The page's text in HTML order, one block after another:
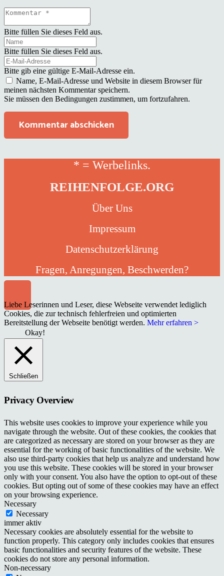
Bitte füllen Sie dieses Feld aus.
Bitte füllen Sie dieses Feld aus.
Bitte gib eine gültige E-Mail-Adresse ein.
Name, E-Mail-Adresse und Website in diesem Browser für
meinen nächsten Kommentar speichern.
Sie müssen den Bedingungen zustimmen, um fortzufahren.
Kommentar abschicken
* = Werbelinks.
REIHENFOLGE.ORG
Über Uns
Impressum
Datenschutzerklärung
Fragen, Anregungen, Beschwerden?
Liebe Leserinnen und Leser, diese Webseite verwendet lediglich
Cookies, die zur technisch fehlerfreien und optimierten
Bereitstellung der Webseite benötigt werden. Mehr erfahren >
Okay!
Schließen
Privacy Overview
This website uses cookies to improve your experience while you
navigate through the website. Out of these cookies, the cookies that
are categorized as necessary are stored on your browser as they are
essential for the working of basic functionalities of the website. We
also use third-party cookies that help us analyze and understand how
you use this website. These cookies will be stored in your browser
only with your consent. You also have the option to opt-out of these
cookies. But opting out of some of these cookies may have an effect
on your browsing experience.
Necessary
Necessary
immer aktiv
Necessary cookies are absolutely essential for the website to
function properly. This category only includes cookies that ensures
basic functionalities and security features of the website. These
cookies do not store any personal information.
Non-necessary